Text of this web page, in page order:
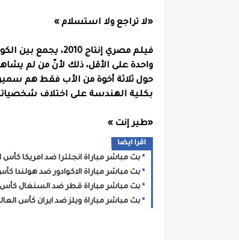
«لا تراجع ولا استسلام »
فيلم مصري إنتاج
واحدة على الأقل، ذلك لأنّ من لم
حول ثلاثة أخوة من الأب فقط هم
بكلية الهندسة على اختلاف
«طير إنت »
اقرا ايضا
بث مباشر مباراة انجلترا ضد امريكا كأس
بث مباشر مباراة الاكوادور ضد هولندا كأس
بث مباشر مباراة قطر ضد السنغال كأس
بث مباشر مباراة ويلز ضد ايران كأس العالم